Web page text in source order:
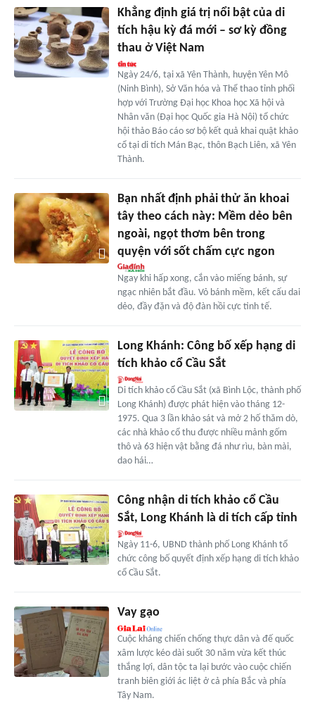
Khẳng định giá trị nổi bật của di
tích hậu kỳ đá mới – sơ kỳ đồng
thau ở Việt Nam
Ngày 24/6, tại xã Yên Thành, huyện Yên Mô
(Ninh Bình), Sở Văn hóa và Thể thao tỉnh phối
hợp với Trường Đại học Khoa học Xã hội và
Nhân văn (Đại học Quốc gia Hà Nội) tổ chức
hội thảo Báo cáo sơ bộ kết quả khai quật khảo
cổ tại di tích Mán Bạc, thôn Bạch Liên, xã Yên
Thành.
Bạn nhất định phải thử ăn khoai
tây theo cách này: Mềm dẻo bên
ngoài, ngọt thơm bên trong
quyện với sốt chấm cực ngon
Ngay khi hấp xong, cắn vào miếng bánh, sự
ngạc nhiên bắt đầu. Vỏ bánh mềm, kết cấu dai
dẻo, đầy đặn và độ đàn hồi cực tinh tế.
Long Khánh: Công bố xếp hạng di
tích khảo cổ Cầu Sắt
Di tích khảo cổ Cầu Sắt (xã Bình Lộc, thành phố
Long Khánh) được phát hiện vào tháng 12-
1975. Qua 3 lần khảo sát và mở 2 hố thăm dò,
các nhà khảo cổ thu được nhiều mảnh gốm
thô và 63 hiện vật bằng đá như rìu, bàn mài,
dao hái…
Công nhận di tích khảo cổ Cầu
Sắt, Long Khánh là di tích cấp tỉnh
Ngày 11-6, UBND thành phố Long Khánh tổ
chức công bố quyết định xếp hạng di tích khảo
cổ Cầu Sắt.
Vay gạo
Cuộc kháng chiến chống thực dân và đế quốc
xâm lược kéo dài suốt 30 năm vừa kết thúc
thắng lợi, dân tộc ta lại bước vào cuộc chiến
tranh biên giới ác liệt ở cả phía Bắc và phía
Tây Nam.